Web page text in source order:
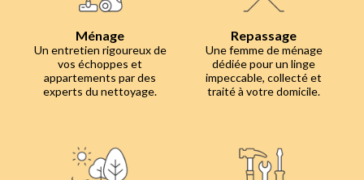
Ménage
Un entretien rigoureux de
vos échoppes et
appartements par des
experts du nettoyage.
Repassage
Une femme de ménage
dédiée pour un linge
impeccable, collecté et
traité à votre domicile.